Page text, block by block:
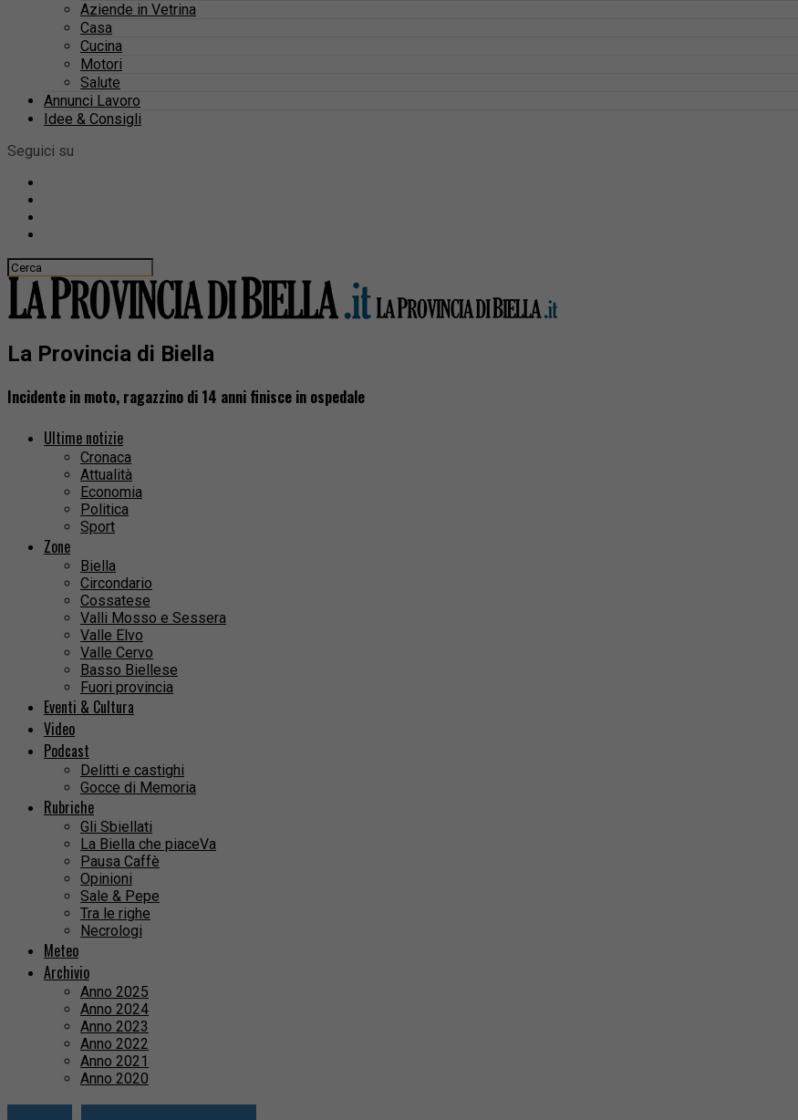
Aziende in Vetrina
Casa
Cucina
Motori
Salute
Annunci Lavoro
Idee & Consigli
Seguici su
La Provincia di Biella
Incidente in moto, ragazzino di 14 anni finisce in ospedale
Ultime notizie
Cronaca
Attualità
Economia
Politica
Sport
Zone
Biella
Circondario
Cossatese
Valli Mosso e Sessera
Valle Elvo
Valle Cervo
Basso Biellese
Fuori provincia
Eventi & Cultura
Video
Podcast
Delitti e castighi
Gocce di Memoria
Rubriche
Gli Sbiellati
La Biella che piaceVa
Pausa Caffè
Opinioni
Sale & Pepe
Tra le righe
Necrologi
Meteo
Archivio
Anno 2025
Anno 2024
Anno 2023
Anno 2022
Anno 2021
Anno 2020